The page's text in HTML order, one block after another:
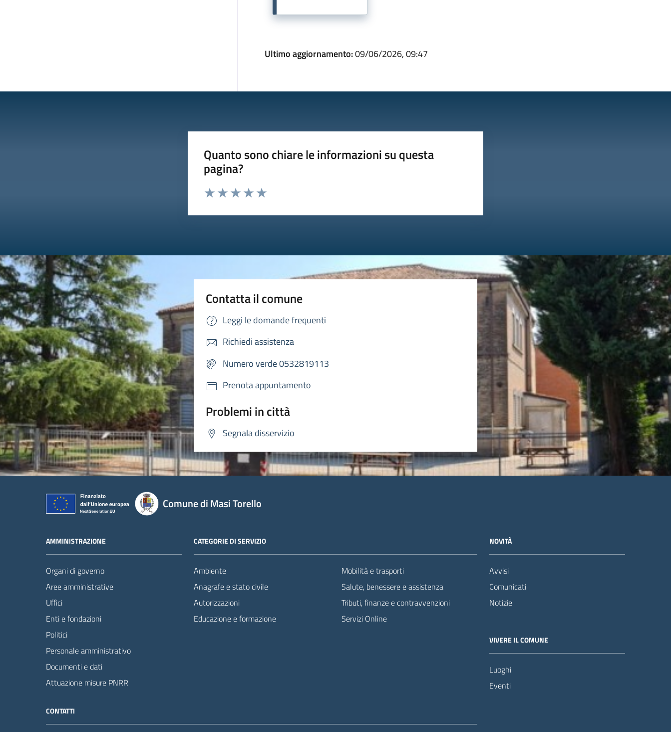
Ultimo aggiornamento:09/06/2026, 09:47
Quanto sono chiare le informazioni su questa
pagina?
Contatta il comune
Leggi le domande frequenti
Richiedi assistenza
Numero verde 0532819113
Prenota appuntamento
Problemi in città
Segnala disservizio
Comune di Masi Torello
AMMINISTRAZIONE
Organi di governo
Aree amministrative
Uffici
Enti e fondazioni
Politici
Personale amministrativo
Documenti e dati
Attuazione misure PNRR
CATEGORIE DI SERVIZIO
Ambiente
Anagrafe e stato civile
Autorizzazioni
Educazione e formazione
Mobilità e trasporti
Salute, benessere e assistenza
Tributi, finanze e contravvenzioni
Servizi Online
NOVITÀ
Avvisi
Comunicati
Notizie
VIVERE IL COMUNE
Luoghi
Eventi
CONTATTI